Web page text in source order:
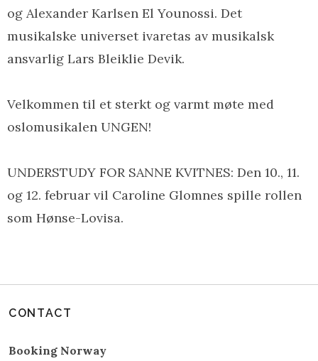
og Alexander Karlsen El Younossi. Det
musikalske universet ivaretas av musikalsk
ansvarlig Lars Bleiklie Devik.
Velkommen til et sterkt og varmt møte med
oslomusikalen UNGEN!
UNDERSTUDY FOR SANNE KVITNES: Den 10., 11.
og 12. februar vil Caroline Glomnes spille rollen
som Hønse-Lovisa.
CONTACT
Booking Norway